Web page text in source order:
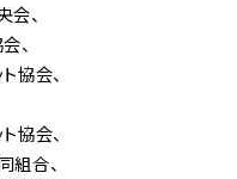
会
会
ト協会
ト協会
組合